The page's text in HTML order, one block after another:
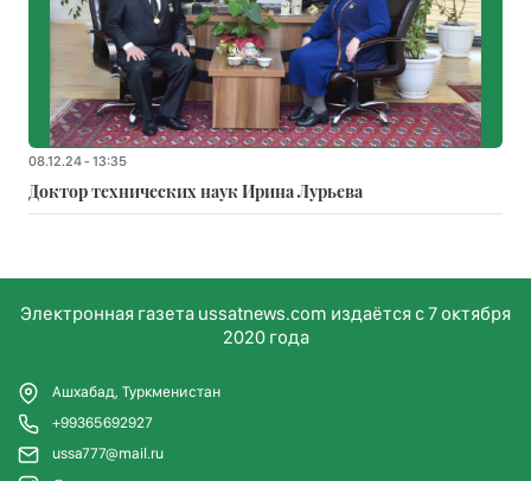
08.12.24 - 13:35
Доктор технических наук Ирина Лурьева
Электронная газета ussatnews.com издаётся с 7 октября
2020 года
Ашхабад, Туркменистан
+99365692927
ussa777@mail.ru